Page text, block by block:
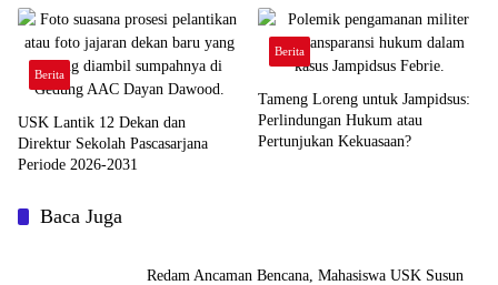
DESA AGUSEN
Berita
USK Lantik 12 Dekan dan
Direktur Sekolah Pascasarjana
Periode 2026-2031
Berita
Tameng Loreng untuk Jampidsus:
Perlindungan Hukum atau
Pertunjukan Kekuasaan?
Baca Juga
Redam Ancaman Bencana, Mahasiswa USK Susun